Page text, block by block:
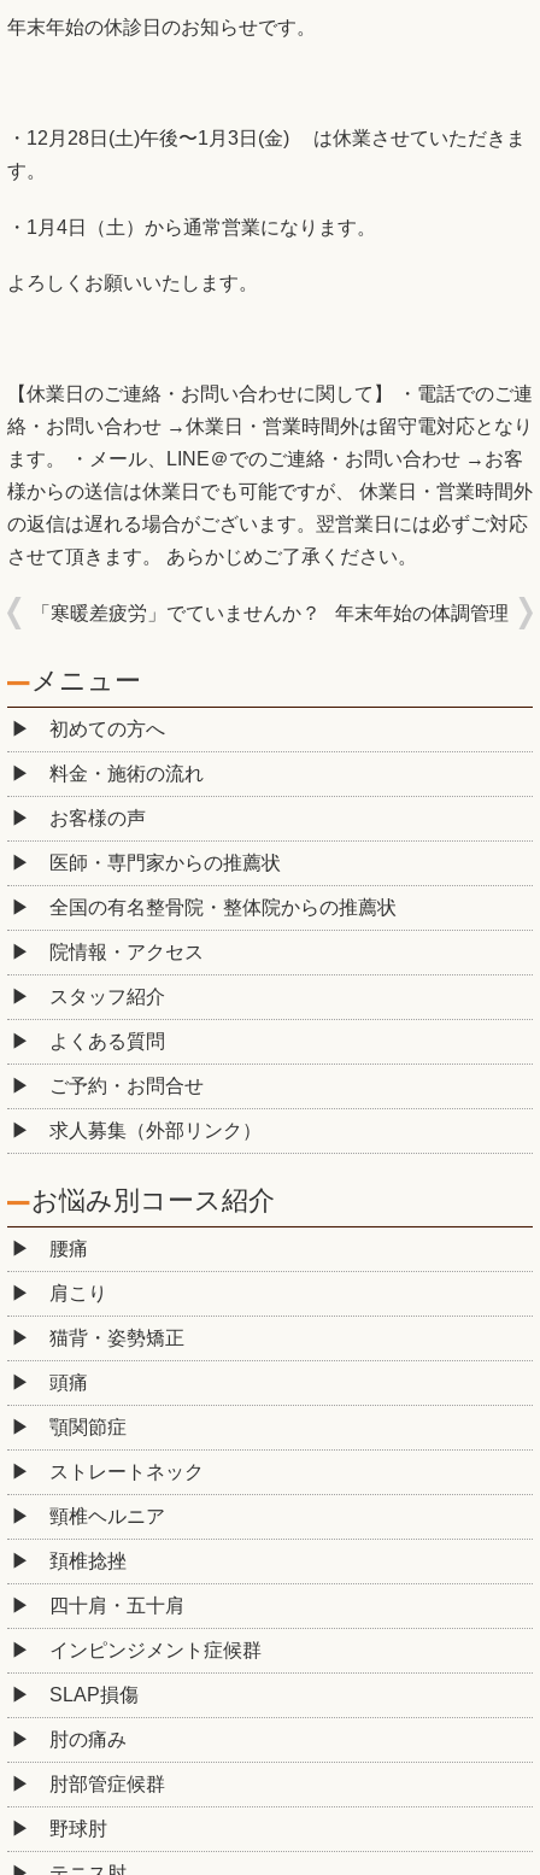
年末年始の休診日のお知らせです。
・12月28日(土)午後〜1月3日(金) は休業させていただきま
す。
・1月4日（土）から通常営業になります。
よろしくお願いいたします。
【休業日のご連絡・お問い合わせに関して】 ・電話でのご連
絡・お問い合わせ →休業日・営業時間外は留守電対応となり
ます。 ・メール、LINE＠でのご連絡・お問い合わせ →お客
様からの送信は休業日でも可能ですが、 休業日・営業時間外
の返信は遅れる場合がございます。翌営業日には必ずご対応
させて頂きます。 あらかじめご了承ください。
「寒暖差疲労」でていませんか？ 年末年始の体調管理
メニュー
初めての方へ
料金・施術の流れ
お客様の声
医師・専門家からの推薦状
全国の有名整骨院・整体院からの推薦状
院情報・アクセス
スタッフ紹介
よくある質問
ご予約・お問合せ
求人募集（外部リンク）
お悩み別コース紹介
腰痛
肩こり
猫背・姿勢矯正
頭痛
顎関節症
ストレートネック
頸椎ヘルニア
頚椎捻挫
四十肩・五十肩
インピンジメント症候群
SLAP損傷
肘の痛み
肘部管症候群
野球肘